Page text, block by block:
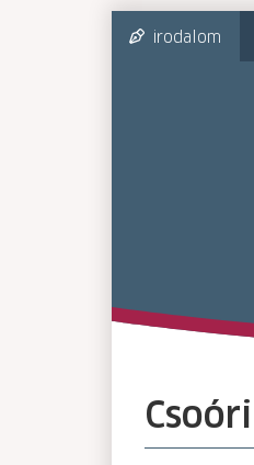
irodalom